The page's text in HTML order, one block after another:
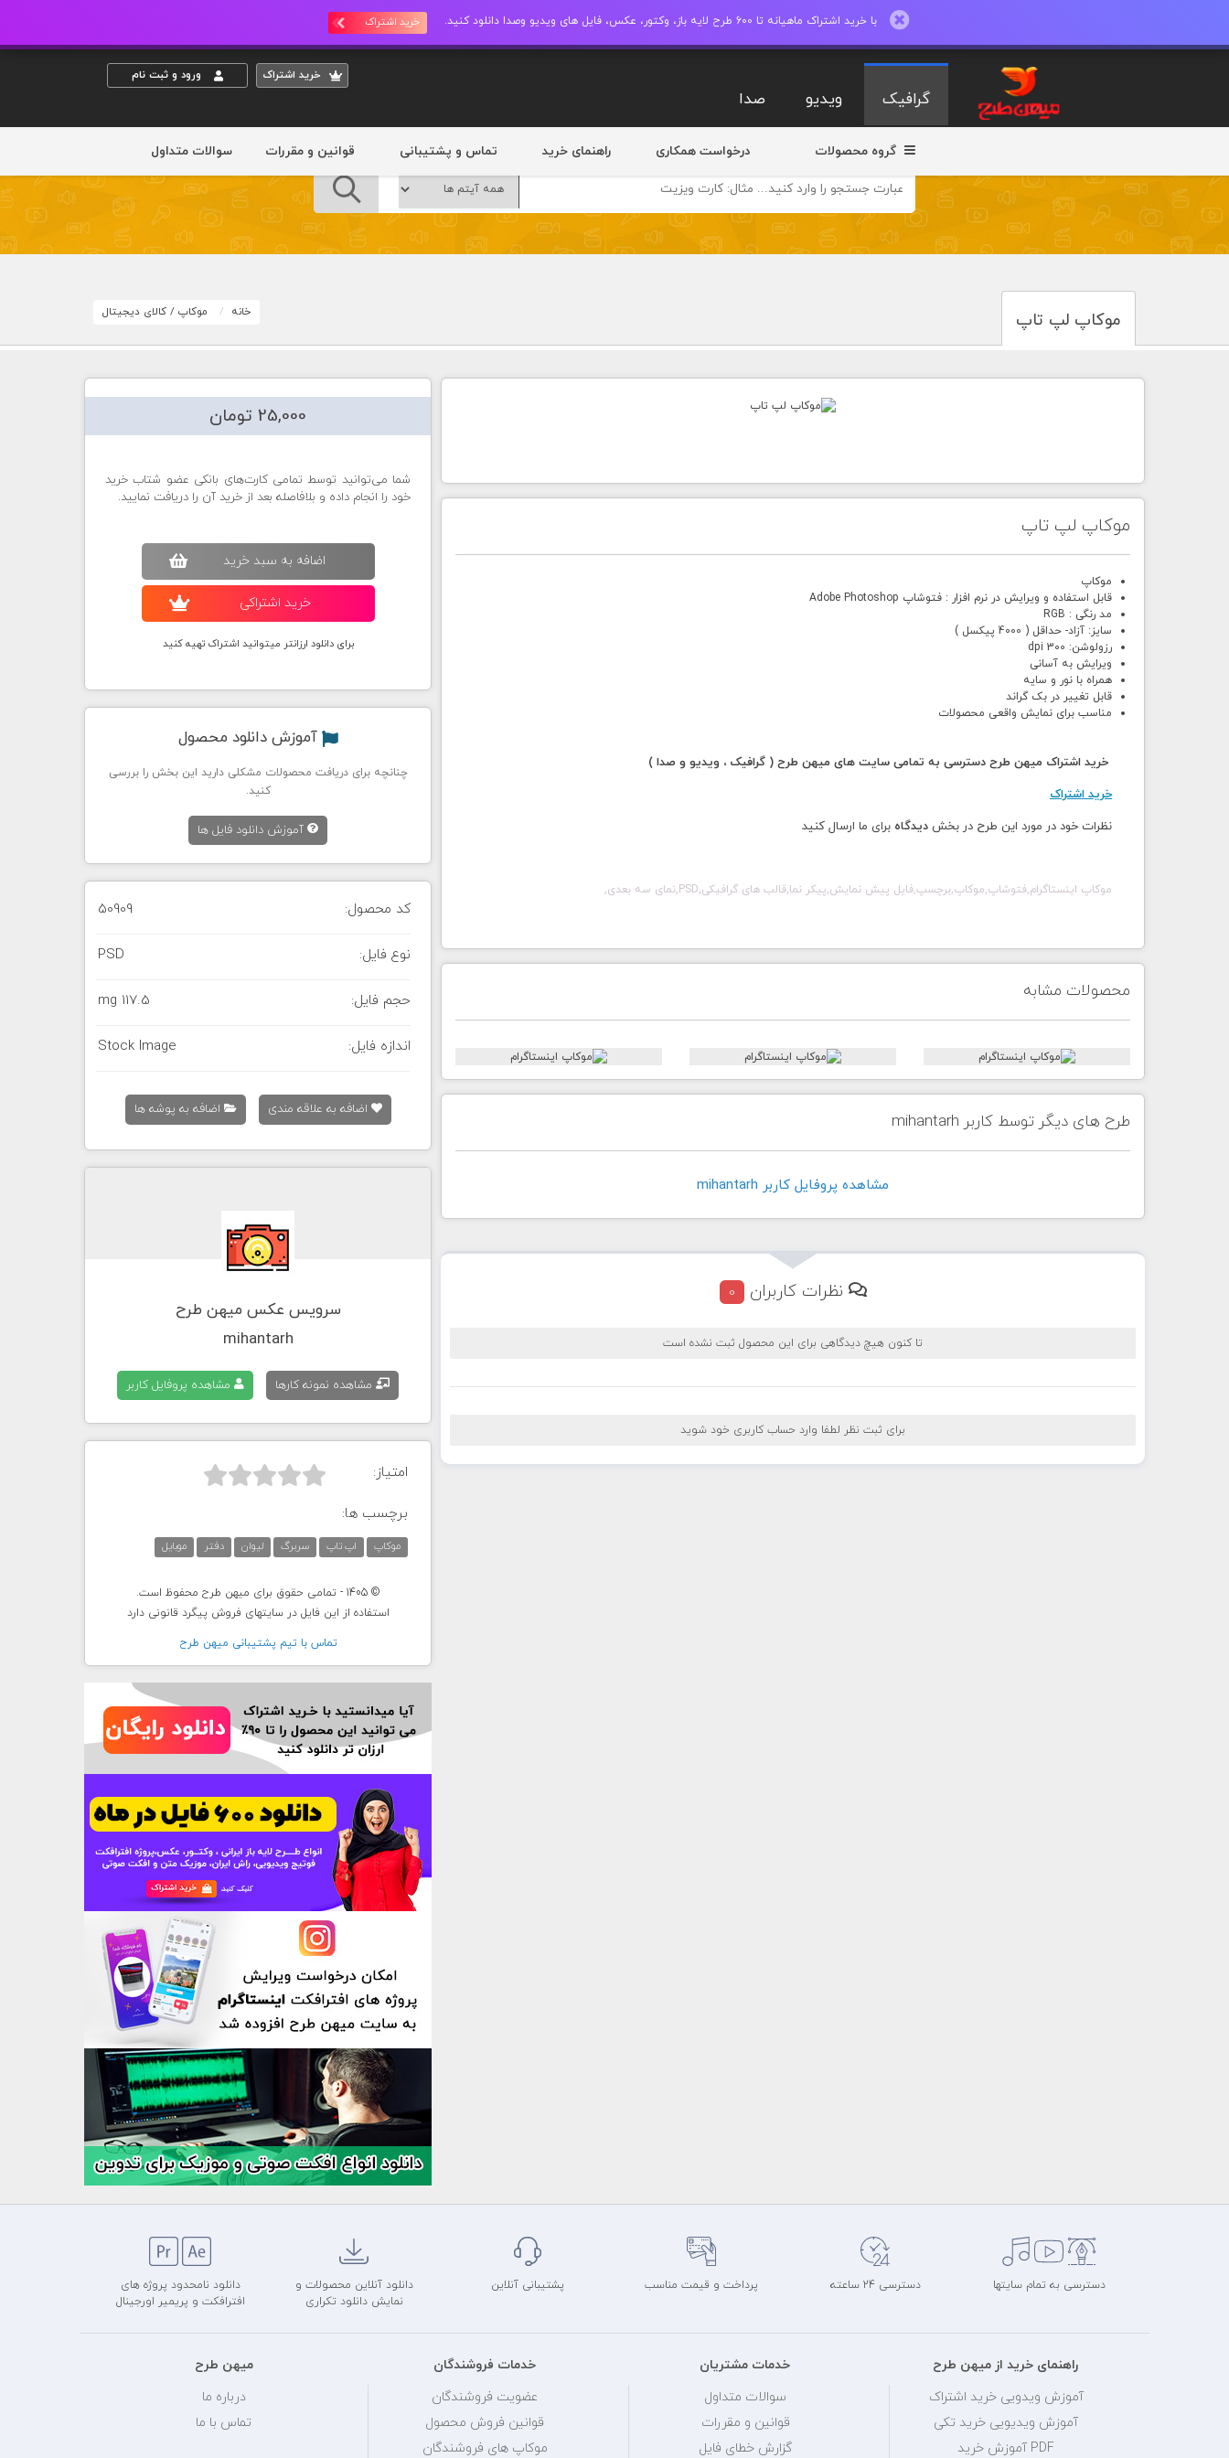
با خرید اشتراک ماهیانه تا 600 طرح لایه باز، وکتور، عکس، فایل های ویدیو وصدا دانلود کنید. خرید اشتراک
خريد اشتراک ورود و ثبت نام
گرافیک ویدیو صدا
گروه محصولات درخواست همکاری راهنمای خرید تماس و پشتیبانی قوانین و مقررات سوالات متداول
موکاپ لپ تاپ خانه موکاپ / کالای دیجیتال
موکاپ لپ تاپ
موکاپ
قابل استفاده و ویرایش در نرم افزار : فتوشاپ Adobe Photoshop
مد رنگی : RGB
سایز: آزاد- حداقل ( 4000 پیکسل )
رزولوشن: 300 dpi
ویرایش به آسانی
همراه با نور و سایه
قابل تغییر در بک گراند
مناسب برای نمایش واقعی محصولات
خرید اشتراک میهن طرح دسترسی به تمامی سایت های میهن طرح ( گرافیک ، ویدیو و صدا )
خرید اشتراک
نظرات خود در مورد این طرح در بخش دیدگاه برای ما ارسال کنید
موکاپ اینستاگرام,فتوشاپ,موکاپ,برچسپ,فایل پیش نمایش,پیکر نما,قالب های گرافیکی,PSD,نمای سه بعدی,
محصولات مشابه
طرح های دیگر توسط کاربر mihantarh
مشاهده پروفايل کاربر mihantarh
نظرات کاربران 0
تا کنون هیچ دیدگاهی برای این محصول ثبت نشده است
برای ثبت نظر لطفا وارد حساب کاربری خود شوید
25,000 تومان
شما می‌توانید توسط تمامی کارت‌های بانکی عضو شتاب خرید
خود را انجام داده و بلافاصله بعد از خرید آن را دریافت نمایید.
اضافه به سبد خريد
خريد اشتراکی
برای دانلود ارزانتر میتوانید اشتراک تهیه کنید
آموزش دانلود محصول
چنانچه برای دریافت محصولات مشکلی دارید این بخش را بررسی
کنید.
آموزش دانلود فایل ها
کد محصول: 50909
نوع فایل: PSD
حجم فایل: 117.5 mg
اندازه فایل: Stock Image
اضافه به علاقه مندی اضافه به پوشه ها
سرویس عکس میهن طرح
mihantarh
مشاهده نمونه کارها مشاهده پروفایل کاربر
امتیاز: 


برچسب ها:
موکاپ اپ تاپ سربرگ لیوان دفتر موبایل
© 1405 - تمامی حقوق برای میهن طرح محفوظ است.
استفاده از این فایل در سایتهای فروش پیگرد قانونی دارد
تماس با تيم پشتيبانی ميهن طرح
دسترسی به تمام سایتها دسترسی 24 ساعته پرداخت و قیمت مناسب پشتیبانی آنلاین
دانلود آنلاین محصولات و
نمایش دانلود تکراری
دانلود نامحدود پروژه های
افترافکت و پریمیر اورجینال
راهنمای خرید از میهن طرح
آموزش ویدویی خرید اشتراک
آموزش ویدیویی خرید تکی
PDF آموزش خرید
خدمات مشتریان
سوالات متداول
قوانین و مقررات
گزارش خطای فایل
خدمات فروشندگان
عضویت فروشندگان
قوانین فروش محصول
موکاپ های فروشندگان
میهن طرح
درباره ما
تماس با ما